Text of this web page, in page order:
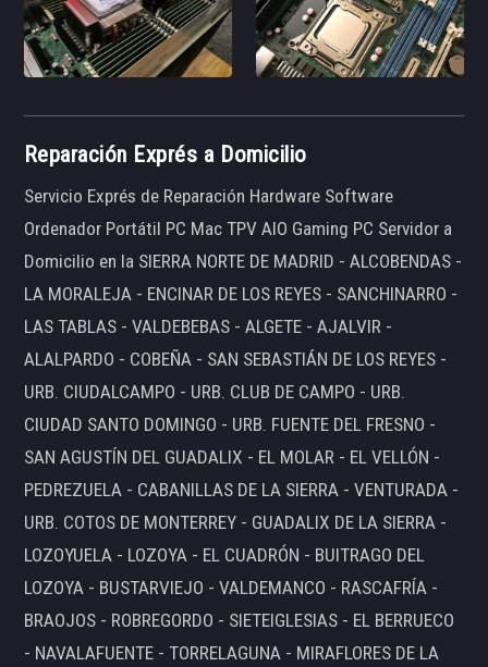
Reparación Exprés a Domicilio
Servicio Exprés de Reparación Hardware Software
Ordenador Portátil PC Mac TPV AIO Gaming PC Servidor a
Domicilio en la SIERRA NORTE DE MADRID - ALCOBENDAS -
LA MORALEJA - ENCINAR DE LOS REYES - SANCHINARRO -
LAS TABLAS - VALDEBEBAS - ALGETE - AJALVIR -
ALALPARDO - COBEÑA - SAN SEBASTIÁN DE LOS REYES -
URB. CIUDALCAMPO - URB. CLUB DE CAMPO - URB.
CIUDAD SANTO DOMINGO - URB. FUENTE DEL FRESNO -
SAN AGUSTÍN DEL GUADALIX - EL MOLAR - EL VELLÓN -
PEDREZUELA - CABANILLAS DE LA SIERRA - VENTURADA -
URB. COTOS DE MONTERREY - GUADALIX DE LA SIERRA -
LOZOYUELA - LOZOYA - EL CUADRÓN - BUITRAGO DEL
LOZOYA - BUSTARVIEJO - VALDEMANCO - RASCAFRÍA -
BRAOJOS - ROBREGORDO - SIETEIGLESIAS - EL BERRUECO
- NAVALAFUENTE - TORRELAGUNA - MIRAFLORES DE LA